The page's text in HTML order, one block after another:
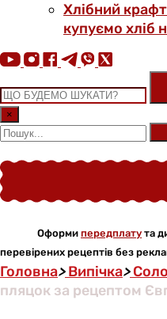
Хлібний
купуємо хліб
×
Оформи передплату та
перевірених рецептів без
Головна>Випічка>
пляцок за рецептом